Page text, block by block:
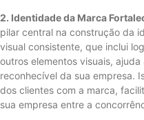
2. Identidade da Marca
pilar central na construção da
visual consistente, que inclui
outros elementos visuais,
reconhecível da sua empresa.
dos clientes com a marca,
sua empresa entre a